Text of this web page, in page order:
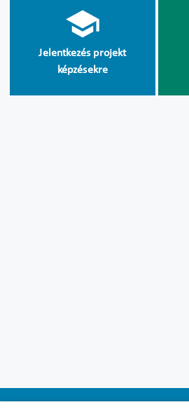
Jelentkezés projekt
képzésekre